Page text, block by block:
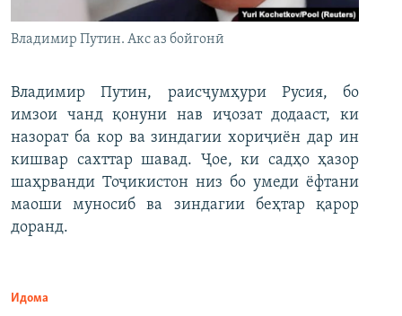
Владимир Путин. Акс аз бойгонӣ
Владимир Путин, раисҷумҳури Русия, бо
имзои чанд қонуни нав иҷозат додааст, ки
назорат ба кор ва зиндагии хориҷиён дар ин
кишвар сахттар шавад. Ҷое, ки садҳо ҳазор
шаҳрванди Тоҷикистон низ бо умеди ёфтани
маоши муносиб ва зиндагии беҳтар қарор
доранд.
Идома